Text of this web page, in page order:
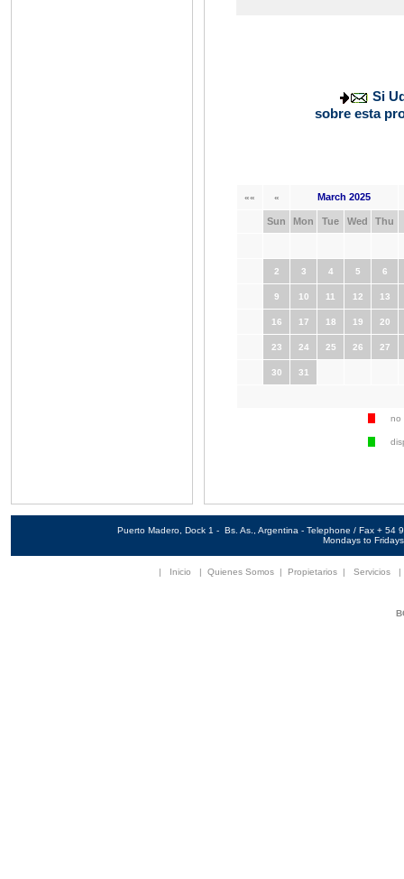
Si
sobre esta
«« « March 2025
Sun Mon Tue Wed Thu
2 3 4 5 6
9 10 11 12 13
16 17 18 19 20
23 24 25 26 27
30 31
no
Puerto Madero, Dock 1 - Bs. As., Argentina - Telephone / Fax +
Mondays to
| Inicio | Quienes Somos | Propietarios | Servicios